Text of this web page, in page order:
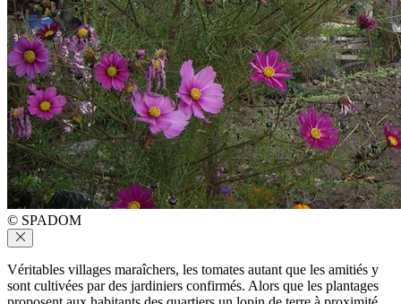
© SPADOM
Véritables villages maraîchers, les tomates autant que les amitiés y
sont cultivées par des jardiniers confirmés. Alors que les plantages